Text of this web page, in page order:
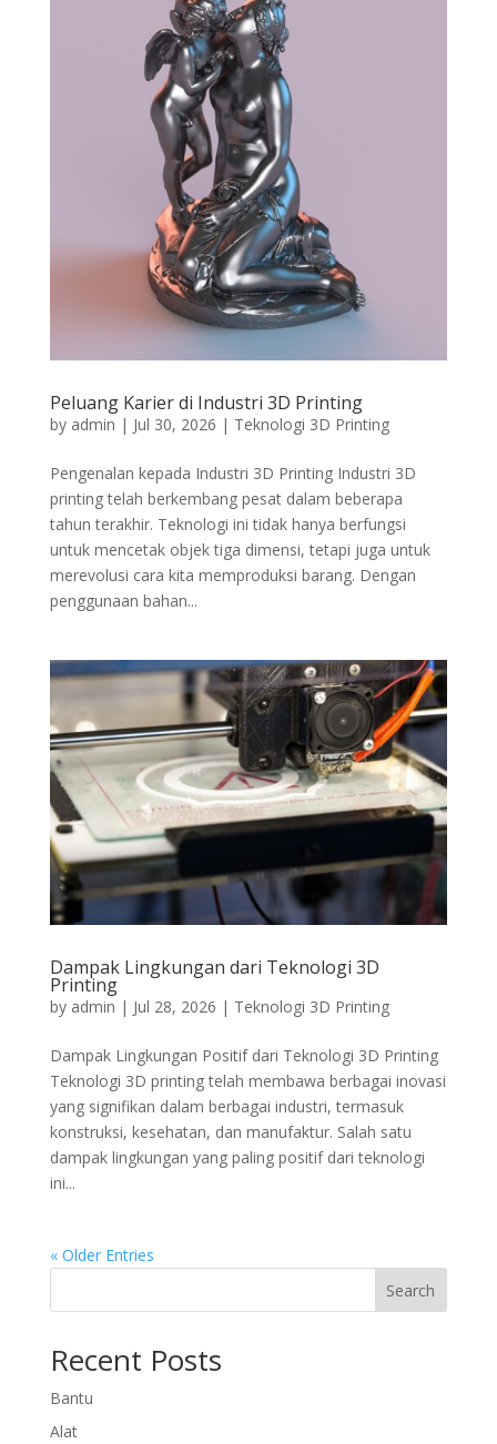
Peluang Karier di Industri 3D Printing
by admin | Jul 30, 2026 | Teknologi 3D Printing
Pengenalan kepada Industri 3D Printing Industri 3D
printing telah berkembang pesat dalam beberapa
tahun terakhir. Teknologi ini tidak hanya berfungsi
untuk mencetak objek tiga dimensi, tetapi juga untuk
merevolusi cara kita memproduksi barang. Dengan
penggunaan bahan...
Dampak Lingkungan dari Teknologi 3D
Printing
by admin | Jul 28, 2026 | Teknologi 3D Printing
Dampak Lingkungan Positif dari Teknologi 3D Printing
Teknologi 3D printing telah membawa berbagai inovasi
yang signifikan dalam berbagai industri, termasuk
konstruksi, kesehatan, dan manufaktur. Salah satu
dampak lingkungan yang paling positif dari teknologi
ini...
« Older Entries
Search
Recent Posts
Bantu
Alat